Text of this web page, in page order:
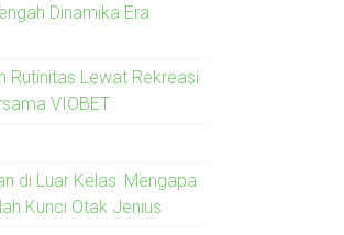
Dinamika Era
Rutinitas Lewat Rekreasi
VIOBET
di Luar Kelas: Mengapa
Kunci Otak Jenius